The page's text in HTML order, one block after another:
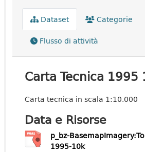
Dataset
Categorie
Flusso di attività
Carta Tecnica 1995
Carta tecnica in scala 1:10.000
Data e Risorse
p_bz-
1995-10k